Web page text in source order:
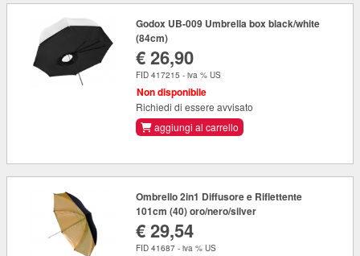
Godox UB-009 Umbrella box black/white
(84cm)
€ 26,90
FID 417215 - iva % US
Non disponibile
Richiedi di essere avvisato
aggiungi al carrello
Ombrello 2in1 Diffusore e Riflettente
101cm (40) oro/nero/silver
€ 29,54
FID 41687 - iva % US